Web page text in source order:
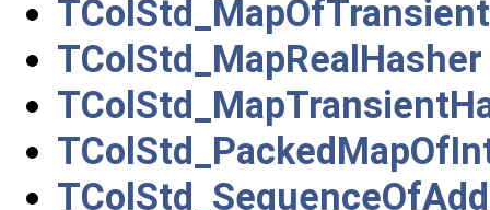
TColStd_MapOfTransient
TColStd_MapRealHasher